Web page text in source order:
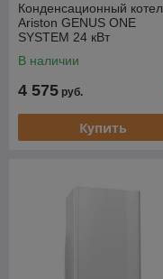
Конденсационный котел
Ariston GENUS ONE
SYSTEM 24 кВт
В наличии
4 575 руб.
Купить